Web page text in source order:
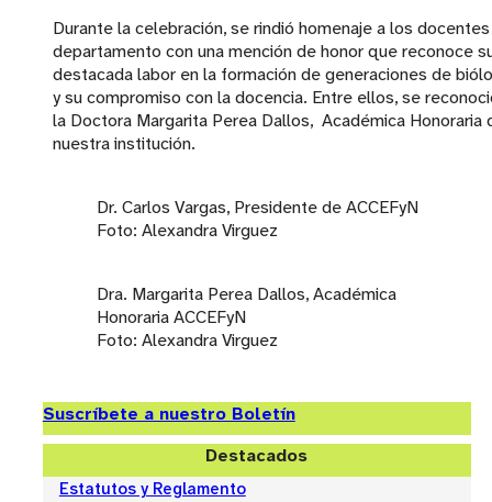
Durante la celebración, se rindió homenaje a los
departamento con una mención de honor que reconoce
destacada labor en la formación de generaciones de
y su compromiso con la docencia. Entre ellos, se
la Doctora Margarita Perea Dallos, Académica Honoraria
nuestra institución.
Dr. Carlos Vargas, Presidente de ACCEFyN
Foto: Alexandra Virguez
Dra. Margarita Perea Dallos, Académica
Honoraria ACCEFyN
Foto: Alexandra Virguez
Suscríbete a nuestro Boletín
Destacados
Estatutos y Reglamento